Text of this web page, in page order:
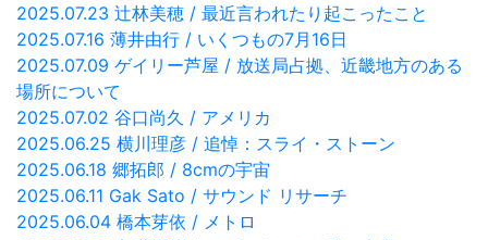
2025.07.23 辻林美穂 / 最近言われたり起こったこと
2025.07.16 薄井由行 / いくつもの7月16日
2025.07.09 ゲイリー芦屋 / 放送局占拠、近畿地方のある
場所について
2025.07.02 谷口尚久 / アメリカ
2025.06.25 横川理彦 / 追悼：スライ・ストーン
2025.06.18 郷拓郎 / 8cmの宇宙
2025.06.11 Gak Sato / サウンド リサーチ
2025.06.04 橋本芽依 / メトロ